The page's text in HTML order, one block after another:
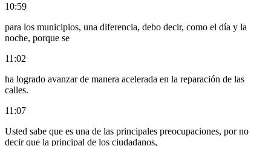
10:59
para los municipios, una diferencia, debo decir, como el día y la
noche, porque se
11:02
ha logrado avanzar de manera acelerada en la reparación de las
calles.
11:07
Usted sabe que es una de las principales preocupaciones, por no
decir que la principal de los ciudadanos,